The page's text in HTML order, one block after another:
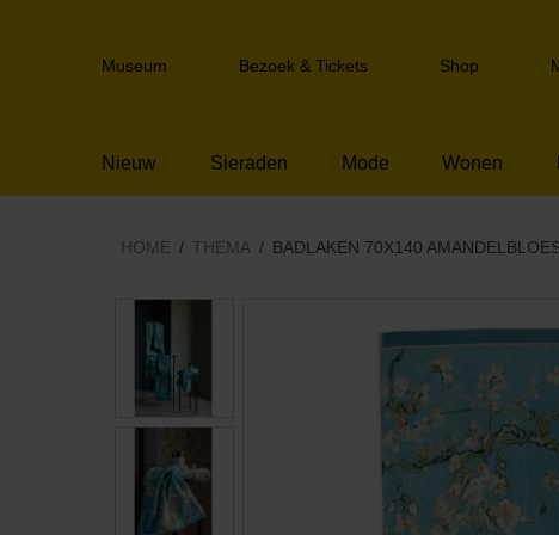
Spring
Header
Museum Bezoek & Tickets Shop
Nieuw Sieraden Mode Wonen
HOME THEMA BADLAKEN 70X140